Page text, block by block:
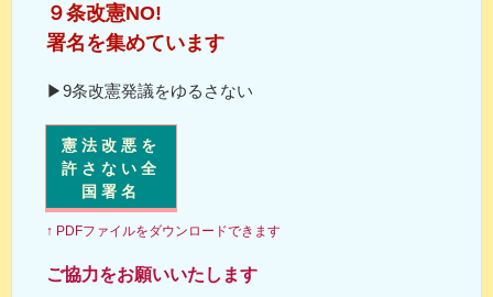
９条改憲NO!
署名を集めています
▶9条改憲発議をゆるさない
憲法改悪を
許さない全
国署名
↑ PDFファイルをダウンロードできます
ご協力をお願いいたします